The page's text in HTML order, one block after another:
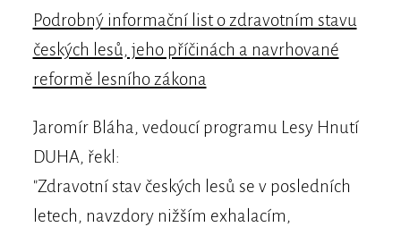
Podrobný informační list o zdravotním stavu
českých lesů, jeho příčinách a navrhované
reformě lesního zákona
Jaromír Bláha, vedoucí programu Lesy Hnutí
DUHA, řekl:
"Zdravotní stav českých lesů se v posledních
letech, navzdory nižším exhalacím,